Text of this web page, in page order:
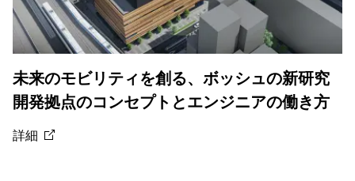
未来のモビリティを創る、ボッシュの新研究
開発拠点のコンセプトとエンジニアの働き方
詳細